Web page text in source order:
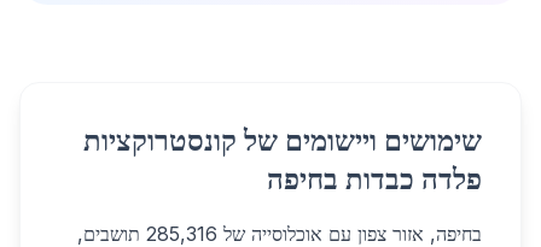
שימושים ויישומים של קונסטרוקציות
פלדה כבדות בחיפה
בחיפה, אזור צפון עם אוכלוסייה של 285,316 תושבים,